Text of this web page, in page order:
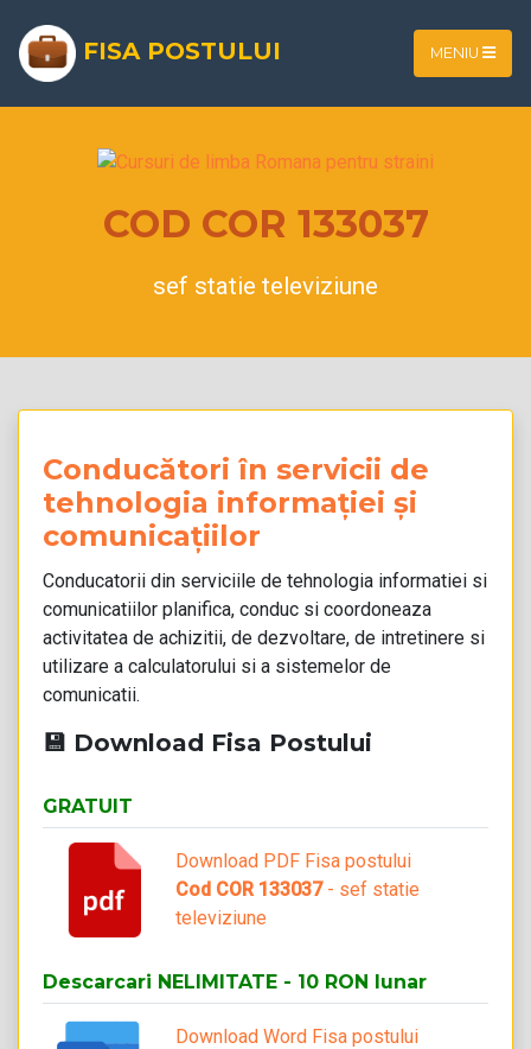
FISA POSTULUI MENIU
COD COR 133037
sef statie televiziune
Conducători în servicii de
tehnologia informației și
comunicațiilor
Conducatorii din serviciile de tehnologia informatiei si
comunicatiilor planifica, conduc si coordoneaza
activitatea de achizitii, de dezvoltare, de intretinere si
utilizare a calculatorului si a sistemelor de
comunicatii.
💾 Download Fisa Postului
GRATUIT
Download PDF Fisa postului
Cod COR 133037- sef statie
televiziune
Descarcari NELIMITATE - 10 RON lunar
Download Word Fisa postului